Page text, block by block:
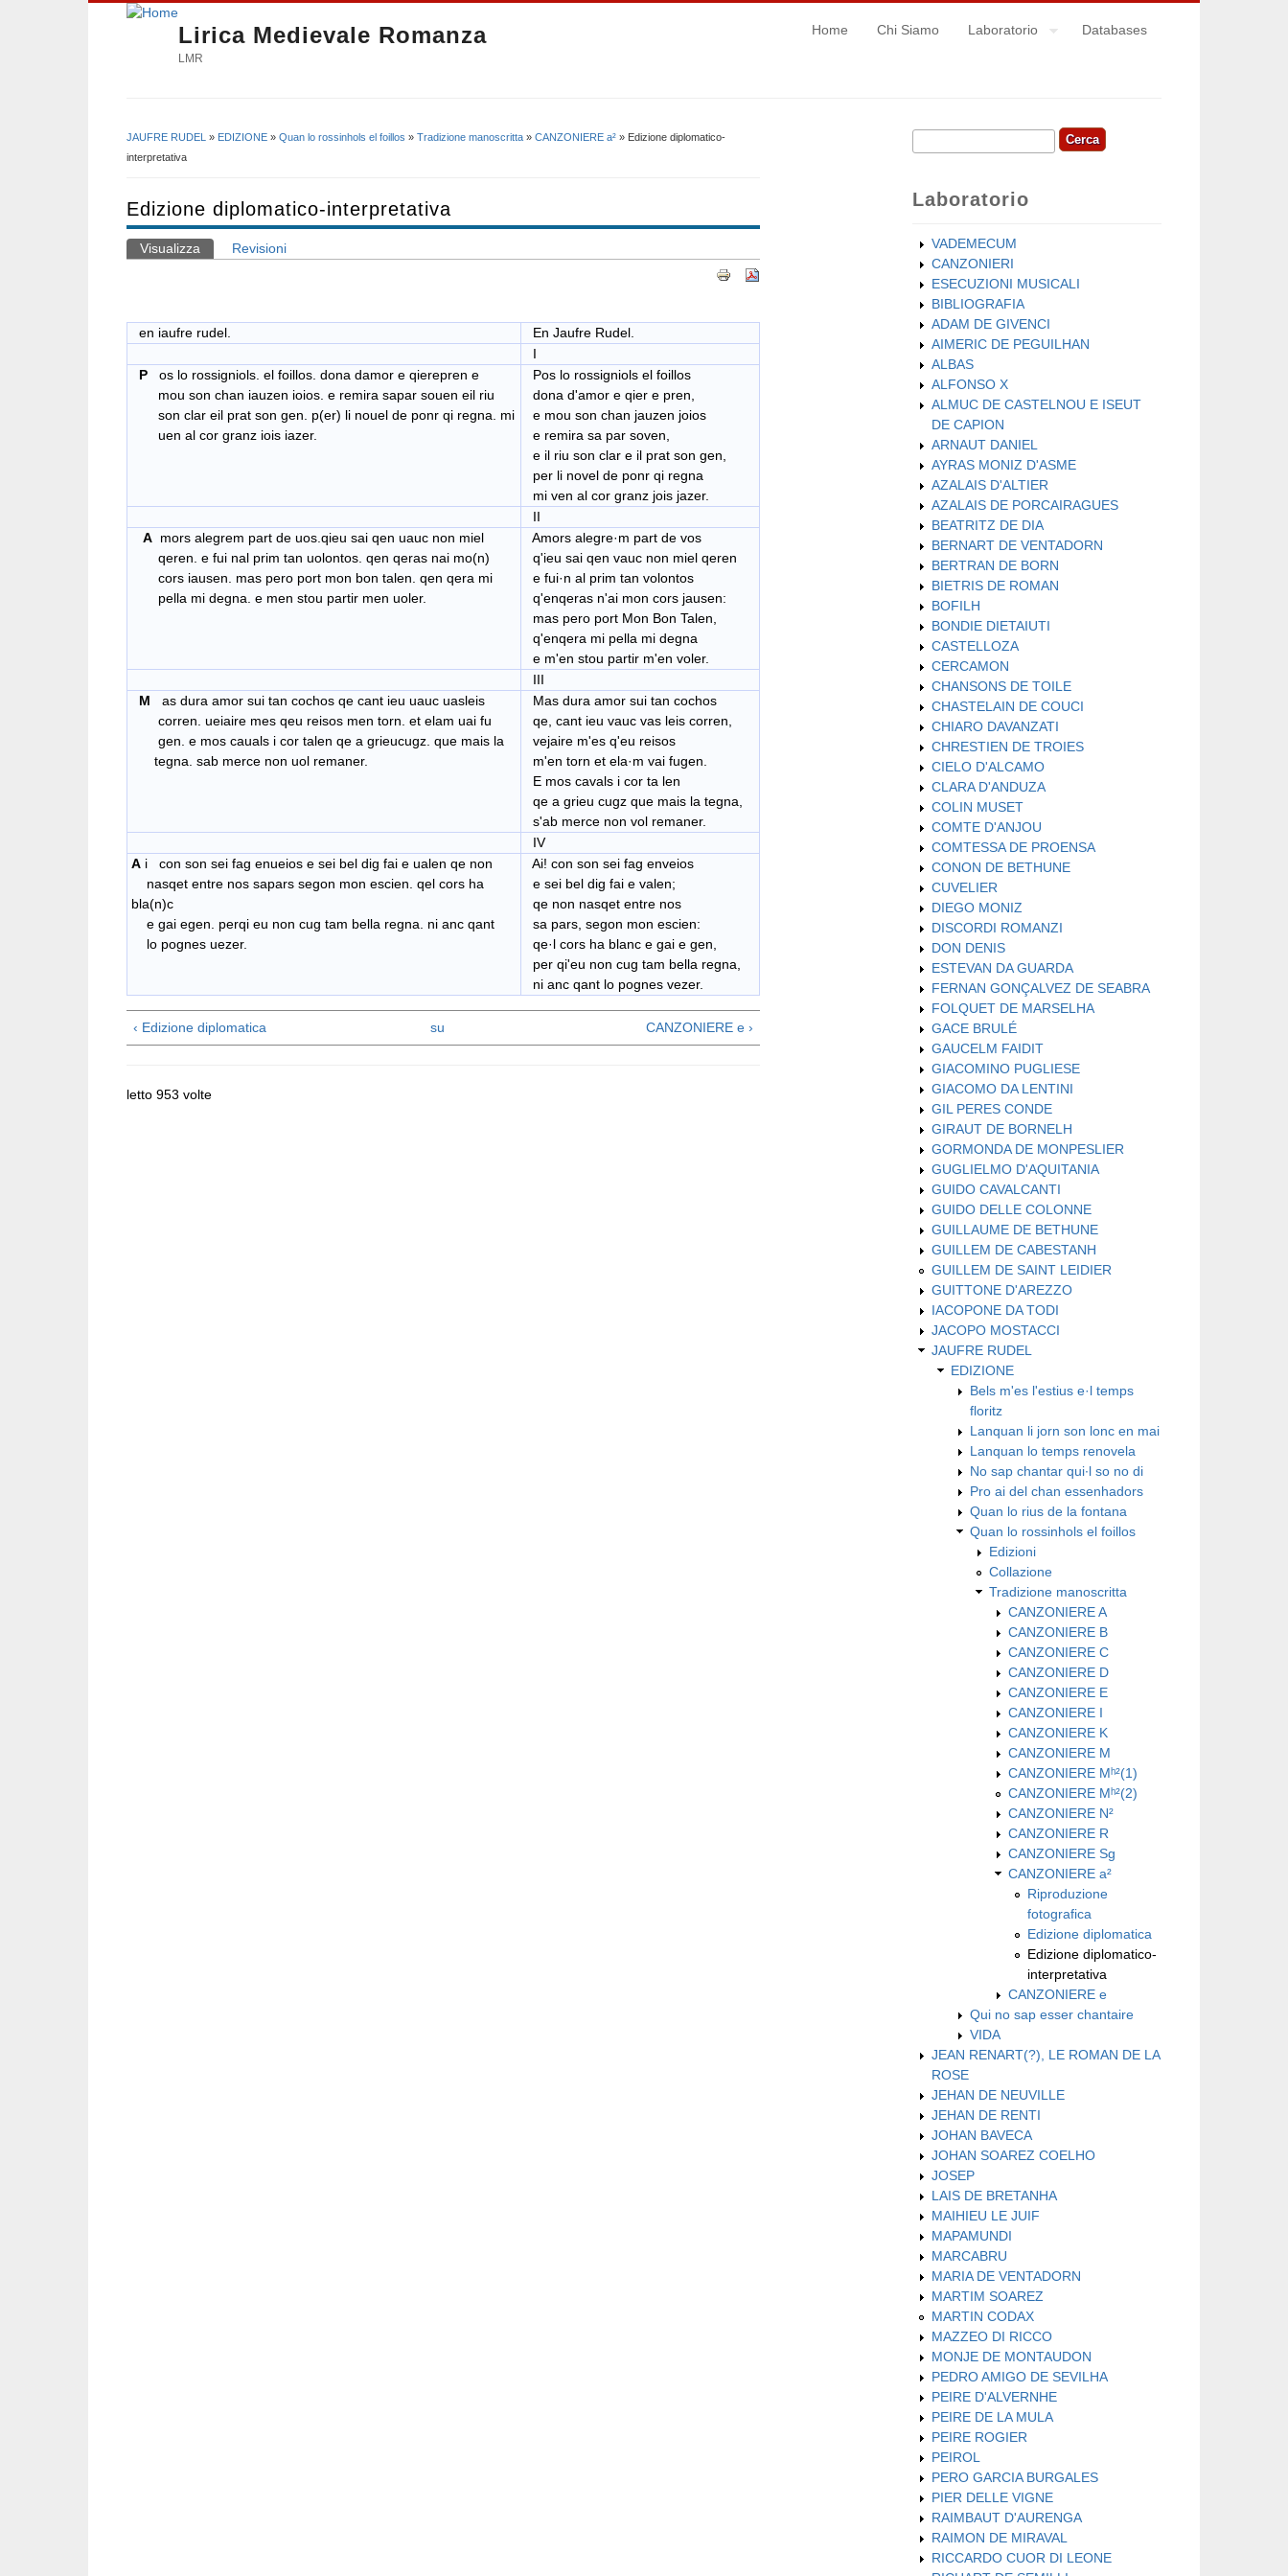
Lirica Medievale Romanza
LMR
Home Chi Siamo Laboratorio Databases
Tu sei qui
JAUFRE RUDEL » EDIZIONE » Quan lo rossinhols el foillos » Tradizione manoscritta » CANZONIERE a² » Edizione diplomatico-
interpretativa
Edizione diplomatico-interpretativa
Schede primarie
Visualizza (scheda attiva)
Revisioni
en iaufre rudel.
En Jaufre Rudel.
I
P os lo rossigniols. el foillos. dona damor e qierepren e
mou son chan iauzen ioios. e remira sapar souen eil riu
son clar eil prat son gen. p(er) li nouel de ponr qi regna. mi
uen al cor granz iois iazer.
Pos lo rossigniols el foillos
dona d'amor e qier e pren,
e mou son chan jauzen joios
e remira sa par soven,
e il riu son clar e il prat son gen,
per li novel de ponr qi regna
mi ven al cor granz jois jazer.
II
A mors alegrem part de uos.qieu sai qen uauc non miel
qeren. e fui nal prim tan uolontos. qen qeras nai mo(n)
cors iausen. mas pero port mon bon talen. qen qera mi
pella mi degna. e men stou partir men uoler.
Amors alegre·m part de vos
q'ieu sai qen vauc non miel qeren
e fui·n al prim tan volontos
q'enqeras n'ai mon cors jausen:
mas pero port Mon Bon Talen,
q'enqera mi pella mi degna
e m'en stou partir m'en voler.
III
M as dura amor sui tan cochos qe cant ieu uauc uasleis
corren. ueiaire mes qeu reisos men torn. et elam uai fu
gen. e mos cauals i cor talen qe a grieucugz. que mais la
tegna. sab merce non uol remaner.
Mas dura amor sui tan cochos
qe, cant ieu vauc vas leis corren,
vejaire m'es q'eu reisos
m'en torn et ela·m vai fugen.
E mos cavals i cor ta len
qe a grieu cugz que mais la tegna,
s'ab merce non vol remaner.
IV
A i con son sei fag enueios e sei bel dig fai e ualen qe non
nasqet entre nos sapars segon mon escien. qel cors ha
bla(n)c
e gai egen. perqi eu non cug tam bella regna. ni anc qant
lo pognes uezer.
Ai! con son sei fag enveios
e sei bel dig fai e valen;
qe non nasqet entre nos
sa pars, segon mon escien:
qe·l cors ha blanc e gai e gen,
per qi'eu non cug tam bella regna,
ni anc qant lo pognes vezer.
‹ Edizione diplomatica su CANZONIERE e ›
letto 953 volte
Form di ricerca
Cerca
Laboratorio
VADEMECUM
CANZONIERI
ESECUZIONI MUSICALI
BIBLIOGRAFIA
ADAM DE GIVENCI
AIMERIC DE PEGUILHAN
ALBAS
ALFONSO X
ALMUC DE CASTELNOU E ISEUT
DE CAPION
ARNAUT DANIEL
AYRAS MONIZ D'ASME
AZALAIS D'ALTIER
AZALAIS DE PORCAIRAGUES
BEATRITZ DE DIA
BERNART DE VENTADORN
BERTRAN DE BORN
BIETRIS DE ROMAN
BOFILH
BONDIE DIETAIUTI
CASTELLOZA
CERCAMON
CHANSONS DE TOILE
CHASTELAIN DE COUCI
CHIARO DAVANZATI
CHRESTIEN DE TROIES
CIELO D'ALCAMO
CLARA D'ANDUZA
COLIN MUSET
COMTE D'ANJOU
COMTESSA DE PROENSA
CONON DE BETHUNE
CUVELIER
DIEGO MONIZ
DISCORDI ROMANZI
DON DENIS
ESTEVAN DA GUARDA
FERNAN GONÇALVEZ DE SEABRA
FOLQUET DE MARSELHA
GACE BRULÉ
GAUCELM FAIDIT
GIACOMINO PUGLIESE
GIACOMO DA LENTINI
GIL PERES CONDE
GIRAUT DE BORNELH
GORMONDA DE MONPESLIER
GUGLIELMO D'AQUITANIA
GUIDO CAVALCANTI
GUIDO DELLE COLONNE
GUILLAUME DE BETHUNE
GUILLEM DE CABESTANH
GUILLEM DE SAINT LEIDIER
GUITTONE D'AREZZO
IACOPONE DA TODI
JACOPO MOSTACCI
JAUFRE RUDEL
EDIZIONE
Bels m'es l'estius e·l temps
floritz
Lanquan li jorn son lonc en mai
Lanquan lo temps renovela
No sap chantar qui∙l so no di
Pro ai del chan essenhadors
Quan lo rius de la fontana
Quan lo rossinhols el foillos
Edizioni
Collazione
Tradizione manoscritta
CANZONIERE A
CANZONIERE B
CANZONIERE C
CANZONIERE D
CANZONIERE E
CANZONIERE I
CANZONIERE K
CANZONIERE M
CANZONIERE Mʰ²(1)
CANZONIERE Mʰ²(2)
CANZONIERE N²
CANZONIERE R
CANZONIERE Sg
CANZONIERE a²
Riproduzione
fotografica
Edizione diplomatica
Edizione diplomatico-
interpretativa
CANZONIERE e
Qui no sap esser chantaire
VIDA
JEAN RENART(?), LE ROMAN DE LA
ROSE
JEHAN DE NEUVILLE
JEHAN DE RENTI
JOHAN BAVECA
JOHAN SOAREZ COELHO
JOSEP
LAIS DE BRETANHA
MAIHIEU LE JUIF
MAPAMUNDI
MARCABRU
MARIA DE VENTADORN
MARTIM SOAREZ
MARTIN CODAX
MAZZEO DI RICCO
MONJE DE MONTAUDON
PEDRO AMIGO DE SEVILHA
PEIRE D'ALVERNHE
PEIRE DE LA MULA
PEIRE ROGIER
PEIROL
PERO GARCIA BURGALES
PIER DELLE VIGNE
RAIMBAUT D'AURENGA
RAIMON DE MIRAVAL
RICCARDO CUOR DI LEONE